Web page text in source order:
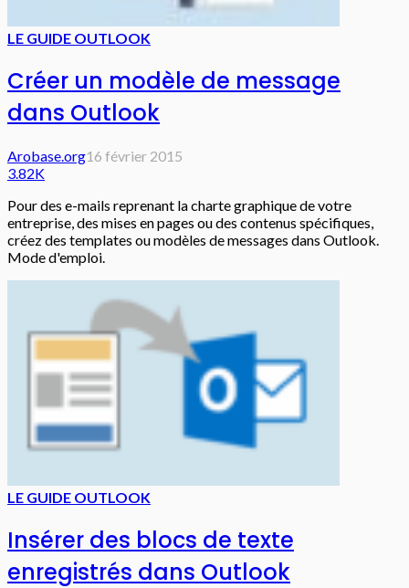
LE GUIDE OUTLOOK
Créer un modèle de message
dans Outlook
Arobase.org16 février 2015
3.82K
Pour des e-mails reprenant la charte graphique de votre
entreprise, des mises en pages ou des contenus spécifiques,
créez des templates ou modèles de messages dans Outlook.
Mode d'emploi.
LE GUIDE OUTLOOK
Insérer des blocs de texte
enregistrés dans Outlook